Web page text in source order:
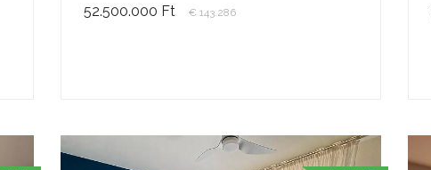
52.500.000 Ft € 143.286